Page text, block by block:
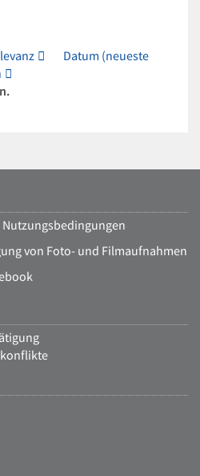
Datum (neueste
Nutzungsbedingungen
von Foto- und Filmaufnahmen